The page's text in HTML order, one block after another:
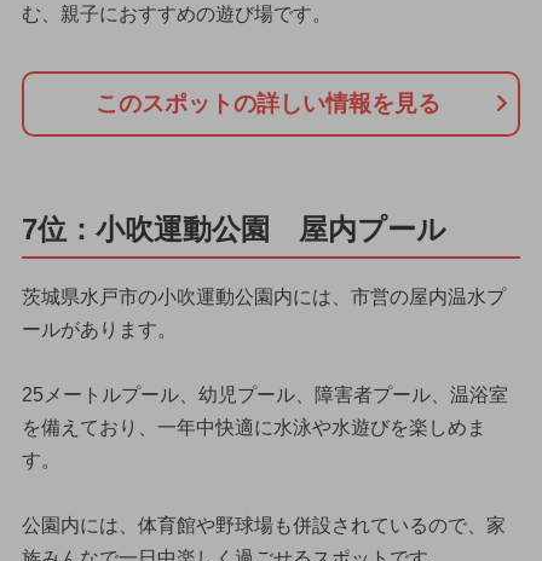
む、親子におすすめの遊び場です。
このスポットの詳しい情報を見る
7位：小吹運動公園 屋内プール
茨城県水戸市の小吹運動公園内には、市営の屋内温水プ
ールがあります。
25メートルプール、幼児プール、障害者プール、温浴室
を備えており、一年中快適に水泳や水遊びを楽しめま
す。
公園内には、体育館や野球場も併設されているので、家